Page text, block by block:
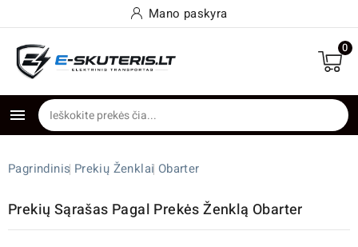
Mano paskyra
0

Pagrindinis Prekių Ženklai Obarter
Prekių Sąrašas Pagal Prekės Ženklą Obarter